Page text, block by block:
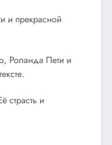
и прекрасной
Роланда Пети и
страсть и